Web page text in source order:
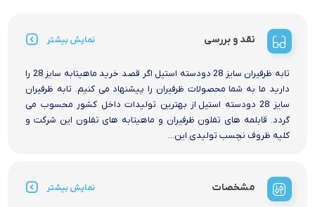
نقد و بررسی نمایش بیشتر
تابه ظرفیران سایز 28 دودسته استیل اگر قصد خرید ماهیتابه سایز 28 را
دارید ما به شما محصولات ظرفیران را پیشنهاد می کنیم. تابه ظرفیران
سایز 28 دودسته استیل از بهترین تولیدات داخل کشور محسوب می
گردد. قابلمه های تفلون ظرفیران و ماهیتابه های تفلون این شرکت و
کلیه ظروف نچسب تولیدی این...
مشخصات نمایش بیشتر